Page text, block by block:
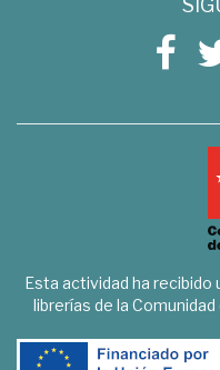
Esta actividad ha recibido
librerías de la